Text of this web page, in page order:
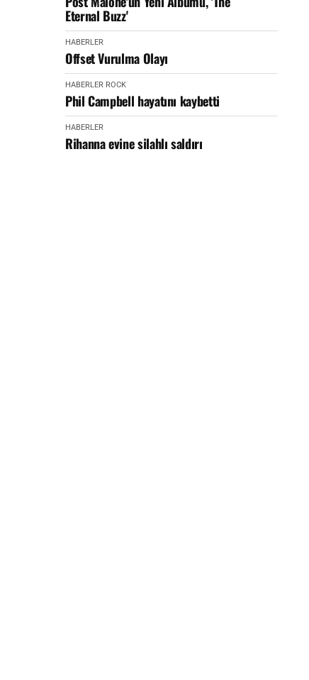
Eternal Buzz'
HABERLER
Offset Vurulma Olayı
HABERLER ROCK
Phil Campbell hayatını kaybetti
HABERLER
Rihanna evine silahlı saldırı